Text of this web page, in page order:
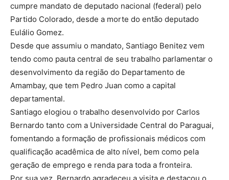
cumpre mandato de deputado nacional (federal) pelo
Partido Colorado, desde a morte do então deputado
Eulálio Gomez.
Desde que assumiu o mandato, Santiago Benitez vem
tendo como pauta central de seu trabalho parlamentar o
desenvolvimento da região do Departamento de
Amambay, que tem Pedro Juan como a capital
departamental.
Santiago elogiou o trabalho desenvolvido por Carlos
Bernardo tanto com a Universidade Central do Paraguai,
fomentando a formação de profissionais médicos com
qualificação acadêmica de alto nível, bem como pela
geração de emprego e renda para toda a fronteira.
Por sua vez, Bernardo agradeceu a visita e destacou o